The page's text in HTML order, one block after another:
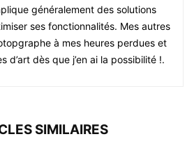
généralement des solutions
ses fonctionnalités. Mes autres
à mes heures perdues et
d’art dès que j’en ai la possibilité !.
SIMILAIRES